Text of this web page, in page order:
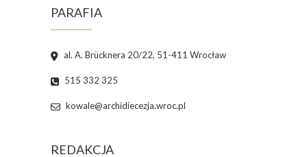
PARAFIA
al. A. Brücknera 20/22, 51-411 Wrocław
515 332 325
kowale@archidiecezja.wroc.pl
REDAKCJA